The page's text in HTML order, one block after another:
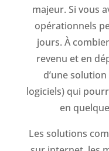
majeur. Si vous
opérationnels
jours. À
revenu et en
d’une
logiciels) qui
en
Les solutions